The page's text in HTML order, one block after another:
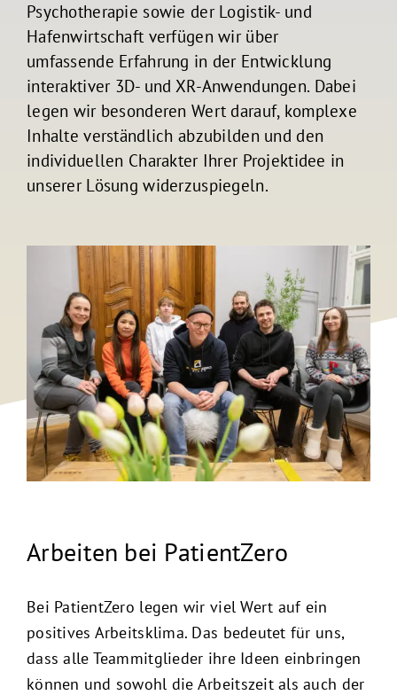
Psychotherapie sowie der Logistik- und
Hafenwirtschaft verfügen wir über
umfassende Erfahrung in der Entwicklung
interaktiver 3D- und XR-Anwendungen. Dabei
legen wir besonderen Wert darauf, komplexe
Inhalte verständlich abzubilden und den
individuellen Charakter Ihrer Projektidee in
unserer Lösung widerzuspiegeln.
Arbeiten bei PatientZero
Bei PatientZero legen wir viel Wert auf ein
positives Arbeitsklima. Das bedeutet für uns,
dass alle Teammitglieder ihre Ideen einbringen
können und sowohl die Arbeitszeit als auch der